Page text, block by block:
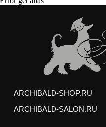
Мытье профессиональной
(шампунь и кондиционер)
Сушка и вытягивание шерсти
Подрезание когтей
Гигиеническая стрижка
Гигиеническая обработка ушей и
рублей, вы получаете
бесплатный грумингдля